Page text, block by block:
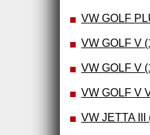
VW GOLF
VW GOLF V
VW GOLF V
VW GOLF V
VW JETTA III